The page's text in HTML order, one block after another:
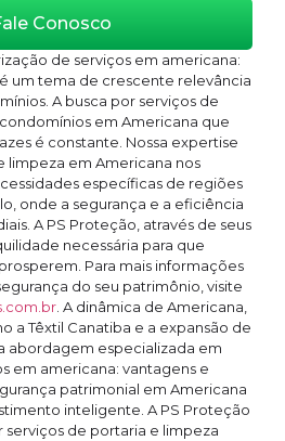
Conosco
de serviços em americana:
um tema de crescente relevância
A busca por serviços de
em Americana que
é constante. Nossa expertise
limpeza em Americana nos
específicas de regiões
onde a segurança e a eficiência
A PS Proteção, através de seus
necessária para que
Para mais informações
do seu patrimônio, visite
. A dinâmica de Americana,
a Têxtil Canatiba e a expansão de
abordagem especializada em
em americana: vantagens e
patrimonial em Americana
inteligente. A PS Proteção
de portaria e limpeza